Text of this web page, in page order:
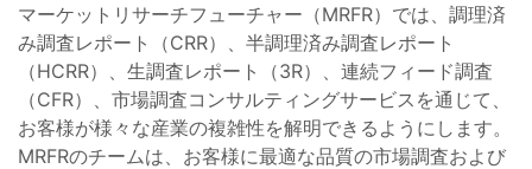
マーケットリサーチフューチャー（MRFR）では、調理済
み調査レポート（CRR）、半調理済み調査レポート
（HCRR）、生調査レポート（3R）、連続フィード調査
（CFR）、市場調査コンサルティングサービスを通じて、
お客様が様々な産業の複雑性を解明できるようにします。
MRFRのチームは、お客様に最適な品質の市場調査および